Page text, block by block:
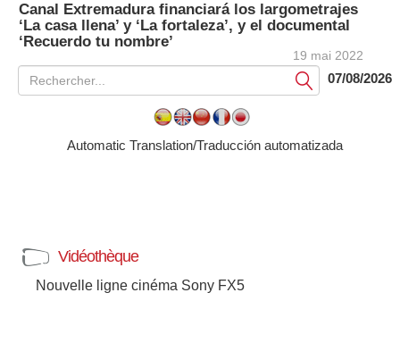
Canal Extremadura financiará los largometrajes
‘La casa llena’ y ‘La fortaleza’, y el documental
‘Recuerdo tu nombre’
19 mai 2022
Soumettre07/08/2026
Automatic Translation/Traducción automatizada
Vidéothèque
Nouvelle ligne cinéma Sony FX5